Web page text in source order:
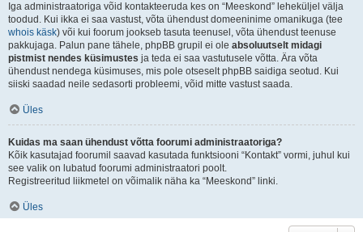
Iga administraatoriga võid kontakteeruda kes on “Meeskond” leheküljel välja
toodud. Kui ikka ei saa vastust, võta ühendust domeeninime omanikuga (tee
whois käsk) või kui foorum jookseb tasuta teenusel, võta ühendust teenuse
pakkujaga. Palun pane tähele, phpBB grupil ei ole absoluutselt midagi
pistmist nendes küsimustes ja teda ei saa vastutusele võtta. Ära võta
ühendust nendega küsimuses, mis pole otseselt phpBB saidiga seotud. Kui
siiski saadad neile sedasorti probleemi, võid mitte vastust saada.
Üles
Kuidas ma saan ühendust võtta foorumi administraatoriga?
Kõik kasutajad foorumil saavad kasutada funktsiooni “Kontakt” vormi, juhul kui
see valik on lubatud foorumi administraatori poolt.
Registreeritud liikmetel on võimalik näha ka “Meeskond” linki.
Üles